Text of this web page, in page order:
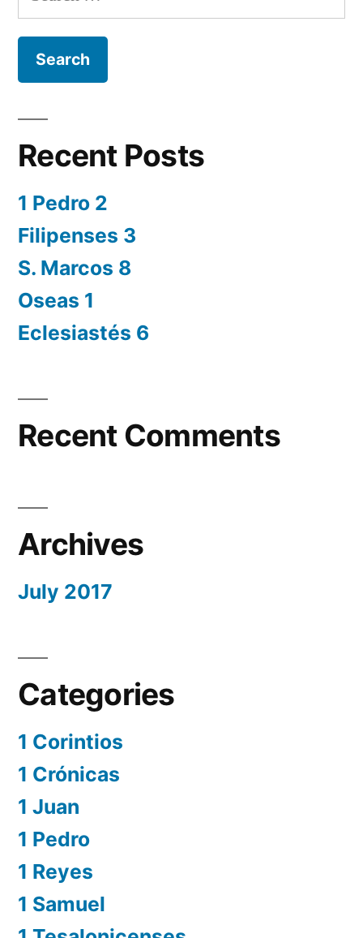
for:
Recent Posts
1 Pedro 2
Filipenses 3
S. Marcos 8
Oseas 1
Eclesiastés 6
Recent Comments
Archives
July 2017
Categories
1 Corintios
1 Crónicas
1 Juan
1 Pedro
1 Reyes
1 Samuel